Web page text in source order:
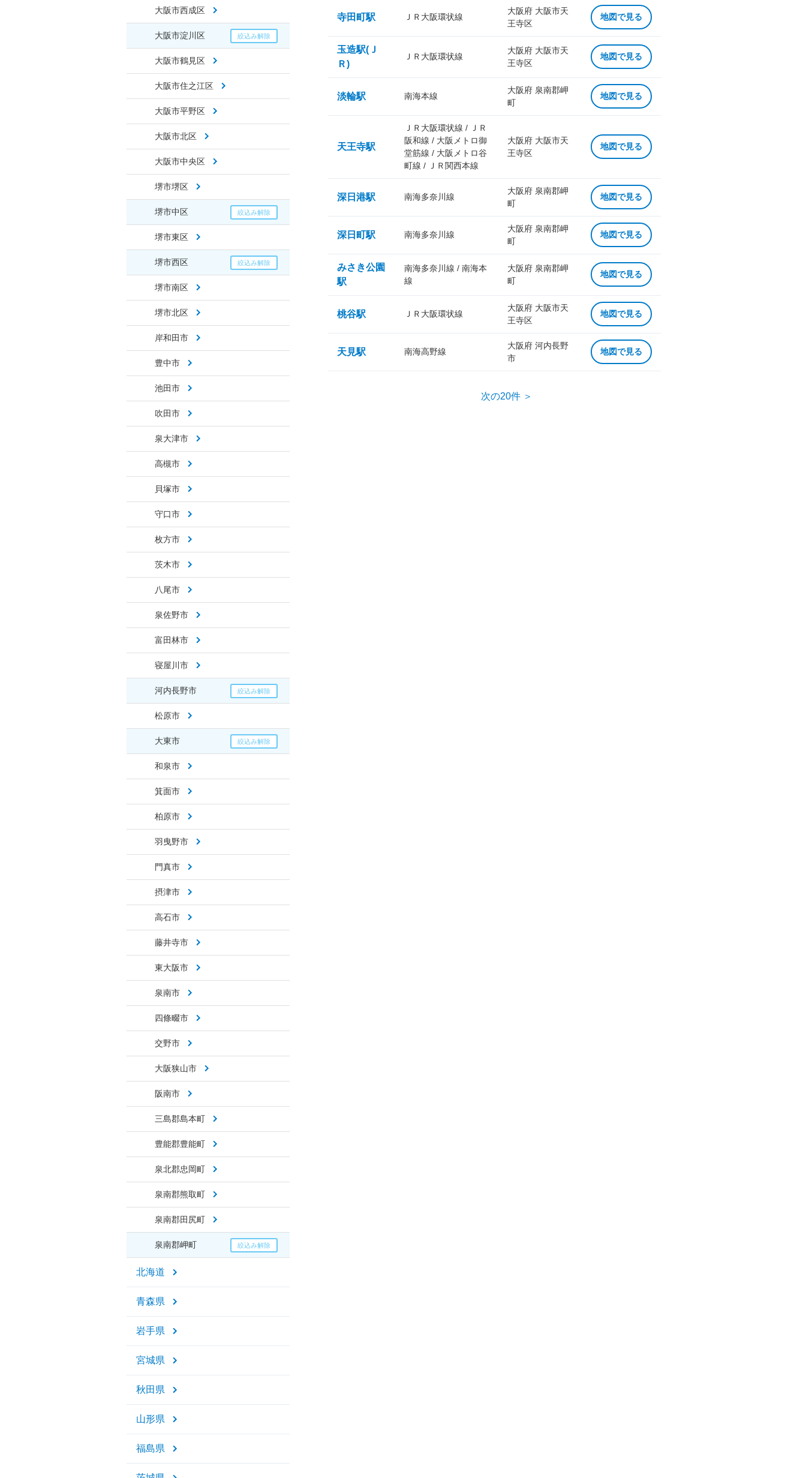
大阪市西成区
大阪市淀川区
大阪市鶴見区
大阪市住之江区
大阪市平野区
大阪市北区
大阪市中央区
堺市堺区
堺市中区
堺市東区
堺市西区
堺市南区
堺市北区
岸和田市
豊中市
池田市
吹田市
泉大津市
高槻市
貝塚市
守口市
枚方市
茨木市
八尾市
泉佐野市
富田林市
寝屋川市
河内長野市
松原市
大東市
和泉市
箕面市
柏原市
羽曳野市
門真市
摂津市
高石市
藤井寺市
東大阪市
泉南市
四條畷市
交野市
大阪狭山市
阪南市
三島郡島本町
豊能郡豊能町
泉北郡忠岡町
泉南郡熊取町
泉南郡田尻町
泉南郡岬町
北海道
青森県
岩手県
宮城県
秋田県
山形県
福島県
寺田町駅 ＪＲ大阪環状線
大阪府 大阪市天
王寺区
地図で見る
玉造駅(Ｊ
Ｒ)
ＪＲ大阪環状線
大阪府 大阪市天
王寺区
地図で見る
淡輪駅 南海本線
大阪府 泉南郡岬
町
地図で見る
天王寺駅
ＪＲ大阪環状線 / ＪＲ
阪和線 / 大阪メトロ御
堂筋線 / 大阪メトロ谷
町線 / ＪＲ関西本線
大阪府 大阪市天
王寺区
地図で見る
深日港駅 南海多奈川線
大阪府 泉南郡岬
町
地図で見る
深日町駅 南海多奈川線
大阪府 泉南郡岬
町
地図で見る
みさき公園
駅
南海多奈川線 / 南海本
線
大阪府 泉南郡岬
町
地図で見る
桃谷駅 ＪＲ大阪環状線
大阪府 大阪市天
王寺区
地図で見る
天見駅 南海高野線
大阪府 河内長野
市
地図で見る
次の20件 ＞